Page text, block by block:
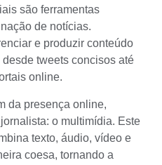
são ferramentas
de notícias.
e produzir conteúdo
tweets concisos até
online.
da presença online,
o multimídia. Este
texto, áudio, vídeo e
coesa, tornando a